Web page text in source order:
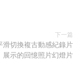
下一篇
滑切換複古動感紀錄片
展示的回憶照片幻燈片